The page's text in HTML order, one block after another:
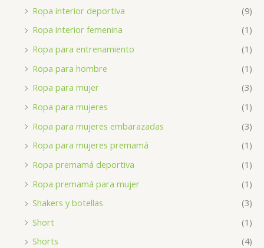
Ropa interior deportiva
(9)
Ropa interior femenina
(1)
Ropa para entrenamiento
(1)
Ropa para hombre
(1)
Ropa para mujer
(3)
Ropa para mujeres
(1)
Ropa para mujeres embarazadas
(3)
Ropa para mujeres premamá
(1)
Ropa premamá deportiva
(1)
Ropa premamá para mujer
(1)
Shakers y botellas
(3)
Short
(1)
Shorts
(4)